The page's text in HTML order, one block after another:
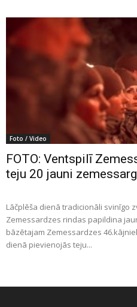
Foto / Video
FOTO: Ventspilī
teju 20 jauni
Lāčplēša dienā tradicionāli svinīgo
Zemessardzes rindas papildina
bāzētajam Zemessardzes
dienā pievienojās teju...